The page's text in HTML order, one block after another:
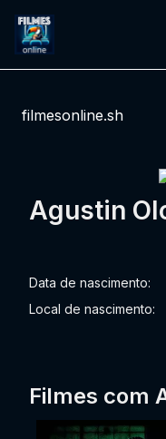
filmesonline.sh
Agustin
Data de nascimento:
Local de nascimento:
Filmes com